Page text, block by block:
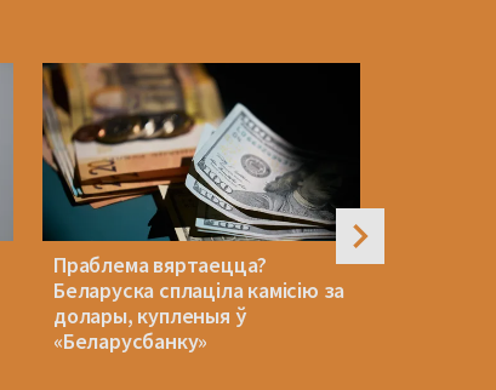
Праблема вяртаецца?
Беларуска сплаціла камісію за
долары, купленыя ў
«Беларусбанку»